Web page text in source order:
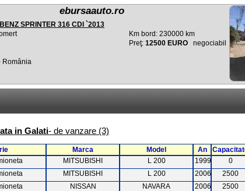
ebursaauto.ro
SPRINTER 316 CDI `2013
România
Km bord: 230000 km
Preţ: 12500 EURO negociabil
in Galati- de vanzare (3)
Marca Model An
MITSUBISHI L 200 1999 0
MITSUBISHI L 200 2006 2500
NISSAN NAVARA 2006 2500